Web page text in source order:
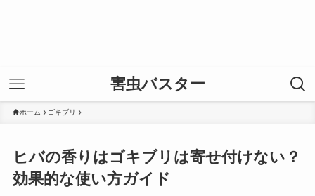
害虫バスター
ホーム ゴキブリ
ヒバの香りはゴキブリは寄せ付けない？
効果的な使い方ガイド